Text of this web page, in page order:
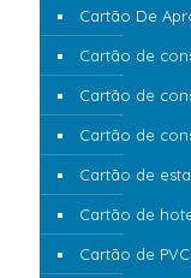
Cartão De
Cartão de
Cartão de
Cartão de
Cartão de
Cartão de
Cartão de